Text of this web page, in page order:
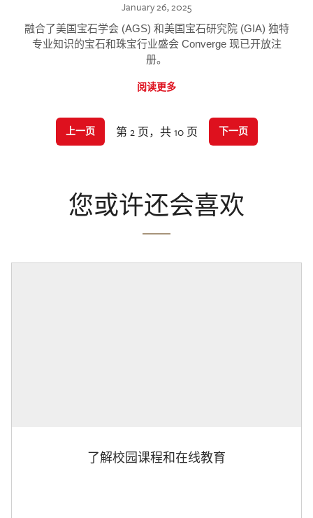
January 26, 2025
融合了美国宝石学会 (AGS) 和美国宝石研究院 (GIA) 独特
专业知识的宝石和珠宝行业盛会 Converge 现已开放注
册。
阅读更多
上一页 第 2 页，共 10 页 下一页
您或许还会喜欢
了解校园课程和在线教育